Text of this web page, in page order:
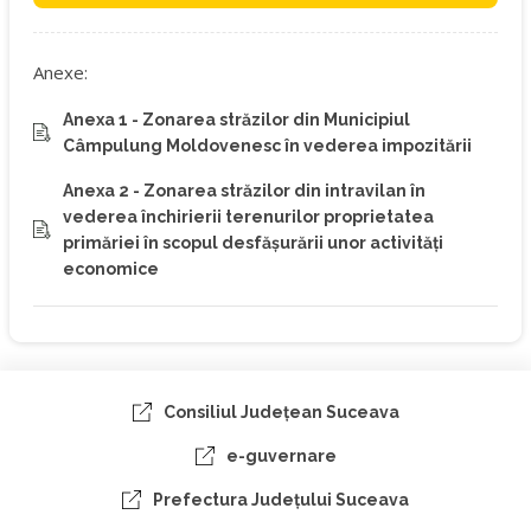
Anexe:
Anexa 1 - Zonarea străzilor din Municipiul
Câmpulung Moldovenesc în vederea impozitării
Anexa 2 - Zonarea străzilor din intravilan în
vederea închirierii terenurilor proprietatea
primăriei în scopul desfășurării unor activități
economice
Consiliul Judeţean Suceava
e-guvernare
Prefectura Judeţului Suceava